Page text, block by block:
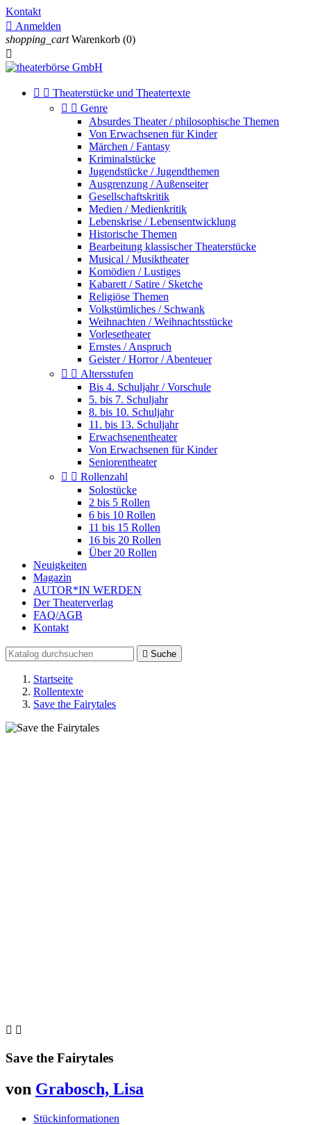
Kontakt
 Anmelden
shopping_cart Warenkorb (0)

  Theaterstücke und Theatertexte
  Genre
Absurdes Theater / philosophische Themen
Von Erwachsenen für Kinder
Märchen / Fantasy
Kriminalstücke
Jugendstücke / Jugendthemen
Ausgrenzung / Außenseiter
Gesellschaftskritik
Medien / Medienkritik
Lebenskrise / Lebensentwicklung
Historische Themen
Bearbeitung klassischer Theaterstücke
Musical / Musiktheater
Komödien / Lustiges
Kabarett / Satire / Sketche
Religiöse Themen
Volkstümliches / Schwank
Weihnachten / Weihnachtsstücke
Vorlesetheater
Ernstes / Anspruch
Geister / Horror / Abenteuer
  Altersstufen
Bis 4. Schuljahr / Vorschule
5. bis 7. Schuljahr
8. bis 10. Schuljahr
11. bis 13. Schuljahr
Erwachsenentheater
Von Erwachsenen für Kinder
Seniorentheater
  Rollenzahl
Solostücke
2 bis 5 Rollen
6 bis 10 Rollen
11 bis 15 Rollen
16 bis 20 Rollen
Über 20 Rollen
Neuigkeiten
Magazin
AUTOR*IN WERDEN
Der Theaterverlag
FAQ/AGB
Kontakt
 Suche
Startseite
Rollentexte
Save the Fairytales
 
Save the Fairytales
von Grabosch, Lisa
Stückinformationen